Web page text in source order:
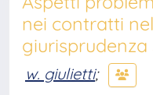
nei contratti
giurisprudenza
w. giulietti;